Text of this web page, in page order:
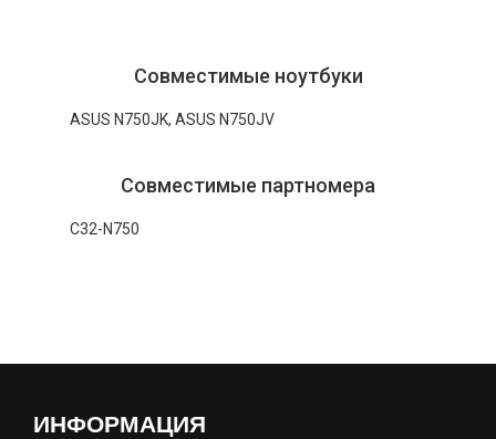
Совместимые ноутбуки
ASUS N750JK, ASUS N750JV
Совместимые партномера
C32-N750
ИНФОРМАЦИЯ